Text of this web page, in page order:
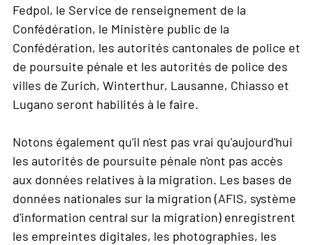
Fedpol, le Service de renseignement de la
Confédération, le Ministère public de la
Confédération, les autorités cantonales de police et
de poursuite pénale et les autorités de police des
villes de Zurich, Winterthur, Lausanne, Chiasso et
Lugano seront habilités à le faire.
Notons également qu'il n'est pas vrai qu'aujourd'hui
les autorités de poursuite pénale n'ont pas accès
aux données relatives à la migration. Les bases de
données nationales sur la migration (AFIS, système
d'information central sur la migration) enregistrent
les empreintes digitales, les photographies, les